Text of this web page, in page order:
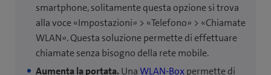
smartphone, solitamente questa opzione si trova
alla voce «Impostazioni» > «Telefono» > «Chiamate
WLAN». Questa soluzione permette di effettuare
chiamate senza bisogno della rete mobile.
Aumenta la portata.UnaWLAN-Boxpermette di